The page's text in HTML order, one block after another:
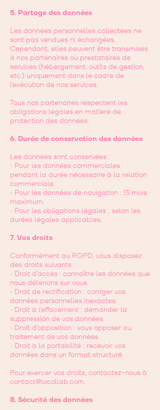
5. Partage des données
Les données personnelles collectées ne
sont pas vendues ni échangées.
Cependant, elles peuvent être transmises
à nos partenaires ou prestataires de
services (hébergement, outils de gestion,
etc.) uniquement dans le cadre de
l’exécution de nos services.
Tous nos partenaires respectent les
obligations légales en matière de
protection des données.
6. Durée de conservation des données
Les données sont conservées :
• Pour les données commerciales :
pendant la durée nécessaire à la relation
commerciale.
• Pour les données de navigation : 13 mois
maximum.
• Pour les obligations légales : selon les
durées légales applicables.
7. Vos droits
Conformément au RGPD, vous disposez
des droits suivants :
• Droit d’accès : connaître les données que
nous détenons sur vous.
• Droit de rectification : corriger vos
données personnelles inexactes.
• Droit à l’effacement : demander la
suppression de vos données.
• Droit d’opposition : vous opposer au
traitement de vos données.
• Droit à la portabilité : recevoir vos
données dans un format structuré.
Pour exercer vos droits, contactez-nous à
contact@locollab.com.
8. Sécurité des données